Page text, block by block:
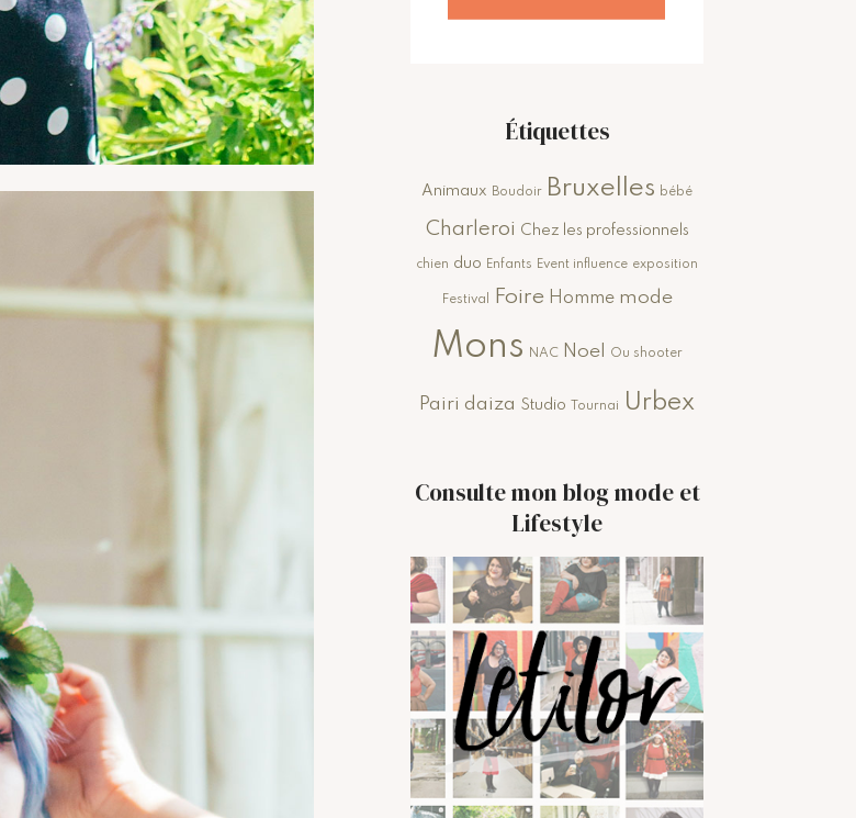
Étiquettes
Animaux Boudoir Bruxelles bébé
Charleroi Chez les professionnels
chien duo Enfants Event influence exposition
Festival Foire Homme mode
Mons NAC Noel Ou shooter
Pairi daiza Studio Tournai Urbex
Consulte mon blog mode et
Lifestyle